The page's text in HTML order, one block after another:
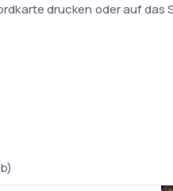
drucken oder auf